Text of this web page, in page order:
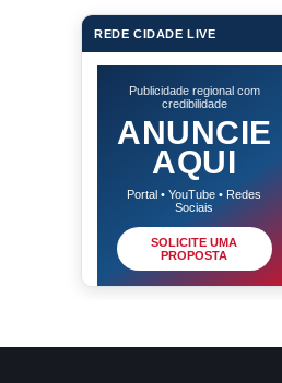
REDE CIDADE LIVE
Publicidade regional com
credibilidade
ANUNCIE
AQUI
Portal • YouTube • Redes
Sociais
SOLICITE UMA
PROPOSTA